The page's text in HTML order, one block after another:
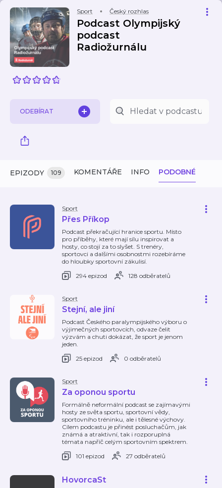
Sport Český rozhlas
Podcast Olympijský
podcast
Radiožurnálu
ODEBÍRAT
EPIZODY 109 KOMENTÁŘE INFO PODOBNÉ
Sport
Přes Příkop
Podcast překračující hranice sportu. Místo
pro příběhy, které mají sílu inspirovat a
hosty, co stojí za to slyšet. S trenéry,
sportovci a dalšími osobnostmi rozebíráme
do hloubky sportovní zákulisí.
294 epizod
128 odběratelů
Sport
Stejní, ale jiní
Podcast Českého paralympijského výboru o
výjimečných sportovcích, odvaze čelit
výzvám a chuti dokázat, že sport je jenom
jeden.
25 epizod
0 odběratelů
Sport
Za oponou sportu
Formálně neformální podcast se zajímavými
hosty ze světa sportu, sportovní vědy,
sportovního tréninku, ale i tělesné výchovy.
Cílem podcastu je přinést posluchačům, jak
známá a atraktivní, tak i rozporuplná
témata napříč celým sportovním spektrem.
101 epizod
27 odběratelů
HovorcaSt